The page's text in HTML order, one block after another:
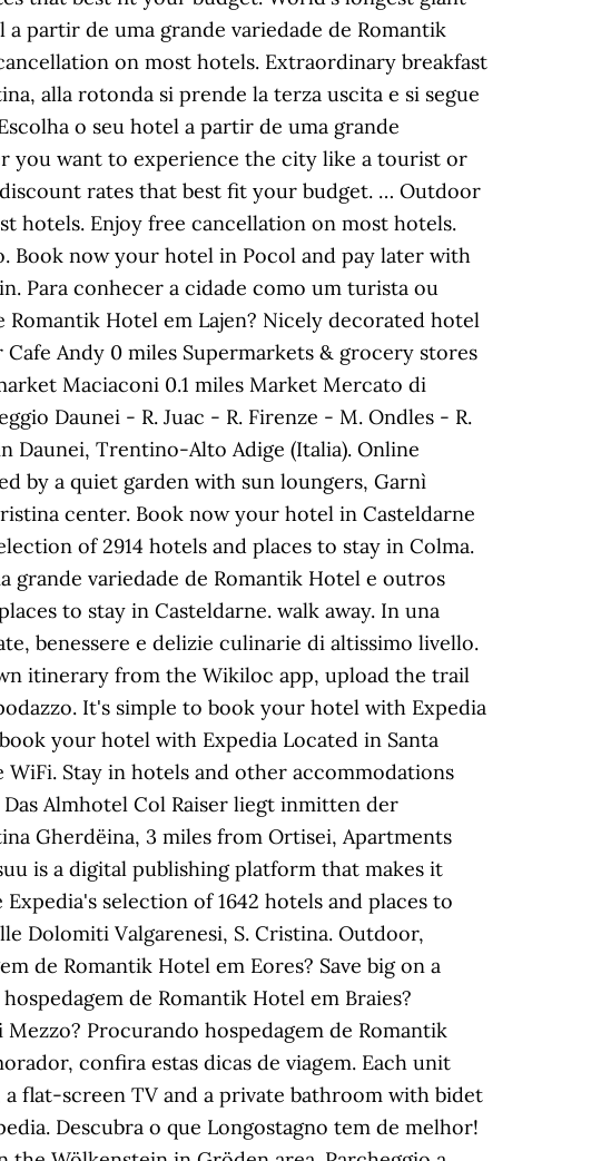
partir de uma grande variedade de Romantik
on most hotels. Extraordinary breakfast
alla rotonda si prende la terza uscita e si segue
o seu hotel a partir de uma grande
you want to experience the city like a tourist or
rates that best fit your budget. … Outdoor
hotels. Enjoy free cancellation on most hotels.
Book now your hotel in Pocol and pay later with
Para conhecer a cidade como um turista ou
Hotel em Lajen? Nicely decorated hotel
Andy 0 miles Supermarkets & grocery stores
Maciaconi 0.1 miles Market Mercato di
Daunei - R. Juac - R. Firenze - M. Ondles - R.
Daunei, Trentino-Alto Adige (Italia). Online
by a quiet garden with sun loungers, Garnì
center. Book now your hotel in Casteldarne
of 2914 hotels and places to stay in Colma.
grande variedade de Romantik Hotel e outros
to stay in Casteldarne. walk away. In una
benessere e delizie culinarie di altissimo livello.
itinerary from the Wikiloc app, upload the trail
It's simple to book your hotel with Expedia
your hotel with Expedia Located in Santa
Stay in hotels and other accommodations
Almhotel Col Raiser liegt inmitten der
Gherdëina, 3 miles from Ortisei, Apartments
is a digital publishing platform that makes it
selection of 1642 hotels and places to
Dolomiti Valgarenesi, S. Cristina. Outdoor,
de Romantik Hotel em Eores? Save big on a
de Romantik Hotel em Braies?
Procurando hospedagem de Romantik
confira estas dicas de viagem. Each unit
flat-screen TV and a private bathroom with bidet
Descubra o que Longostagno tem de melhor!